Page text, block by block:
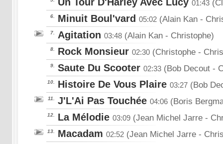
01:43
6. Minuit Boul'vard 05:02 (Alain Kan -
7. Agitation 03:48 (Alain Kan - Christophe)
8. Rock Monsieur 02:30 (Christophe -
9. Saute Du Scooter 02:33 (Bob Decout -
10. Histoire De Vous Plaire 03:27 (Bob
11. J'L'Ai Pas Touchée 04:06 (Boris
12. La Mélodie 03:09 (Jean Michel Jarre -
13. Macadam 02:52 (Jean Michel Jarre -